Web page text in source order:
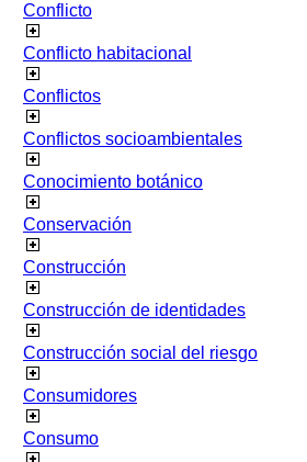
Conflicto
Conflicto habitacional
Conflictos
Conflictos socioambientales
Conocimiento botánico
Conservación
Construcción
Construcción de identidades
Construcción social del riesgo
Consumidores
Consumo